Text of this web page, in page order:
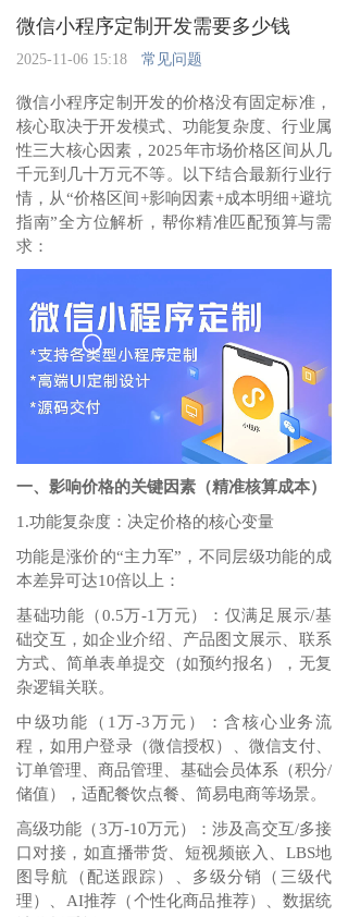
微信小程序定制开发需要多少钱
2025-11-06 15:18 常见问题
微信小程序定制开发的价格没有固定标准，
核心取决于开发模式、功能复杂度、行业属
性三大核心因素，2025年市场价格区间从几
千元到几十万元不等。以下结合最新行业行
情，从“价格区间+影响因素+成本明细+避坑
指南”全方位解析，帮你精准匹配预算与需
求：
一、影响价格的关键因素（精准核算成本）
1.功能复杂度：决定价格的核心变量
功能是涨价的“主力军”，不同层级功能的成
本差异可达10倍以上：
基础功能（0.5万-1万元）：仅满足展示/基
础交互，如企业介绍、产品图文展示、联系
方式、简单表单提交（如预约报名），无复
杂逻辑关联。
中级功能（1万-3万元）：含核心业务流
程，如用户登录（微信授权）、微信支付、
订单管理、商品管理、基础会员体系（积分/
储值），适配餐饮点餐、简易电商等场景。
高级功能（3万-10万元）：涉及高交互/多接
口对接，如直播带货、短视频嵌入、LBS地
图导航（配送跟踪）、多级分销（三级代
理）、AI推荐（个性化商品推荐）、数据统